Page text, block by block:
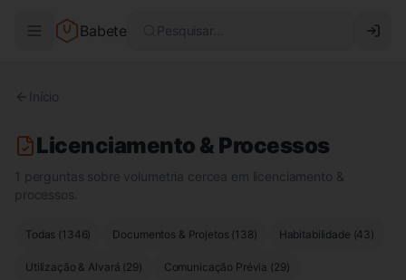
Babete Pesquisar...
Início
Licenciamento & Processos
1 perguntas sobre volumetria cercea em licenciamento &
processos.
Todas (1346) Documentos & Projetos (138) Habitabilidade (43)
Utilização & Alvará (29) Comunicação Prévia (29)